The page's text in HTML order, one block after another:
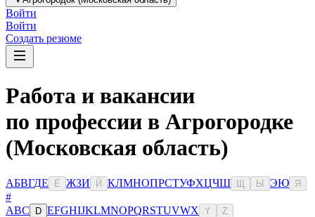
Войти
Войти
Создать резюме
Работа и вакансии
по профессии в Агрогородке
(Московская область)
АБВГДЕ Ё ЖЗИ Й КЛМНОПРСТУФХЦЧШ Ы ЭЮ Я
#
ABC D EFGHIJKLMNOPQRSTUVWX Y Z